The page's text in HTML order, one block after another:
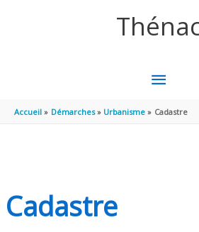
MENU
Accueil Démarches Urbanisme Cadastre
Cadastre